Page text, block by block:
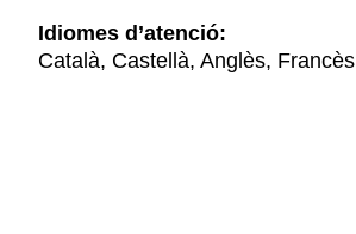
Idiomes d’atenció:
Català, Castellà, Anglès, Francès